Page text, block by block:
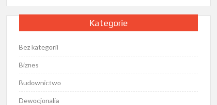
Kategorie
Bez kategorii
Biznes
Budownictwo
Dewocjonalia